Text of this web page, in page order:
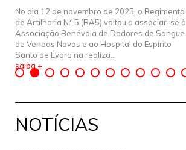
No dia 12 de novembro de 2025, o Regimento
de Artilharia N.º 5 (RA5) voltou a associar-se à
Associação Benévola de Dadores de Sangue
de Vendas Novas e ao Hospital do Espírito
Santo de Évora na realiza...
saiba +
NOTÍCIAS